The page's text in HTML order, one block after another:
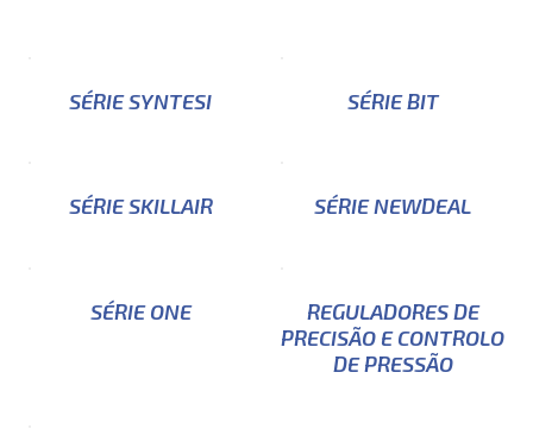
SÉRIE SYNTESI SÉRIE BIT
SÉRIE SKILLAIR SÉRIE NEWDEAL
SÉRIE ONE
REGULADORES DE
PRECISÃO E CONTROLO
DE PRESSÃO